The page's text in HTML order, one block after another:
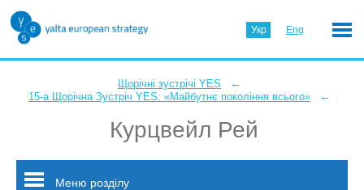
Укр Eng
Щорічні зустрічі YES ←
15-а Щорічна Зустріч YES: «Майбутнє покоління всього» ←
Курцвейл Рей
Меню розділу